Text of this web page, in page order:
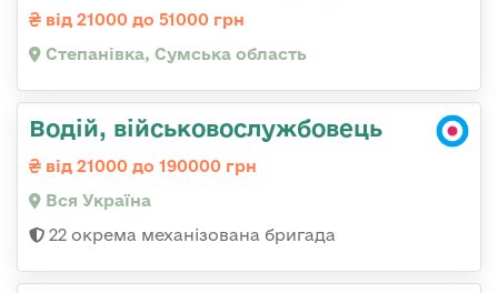
від 21000 до 51000 грн
Степанівка, Сумська область
Водій, військовослужбовець
від 21000 до 190000 грн
Вся Україна
22 окрема механізована бригада